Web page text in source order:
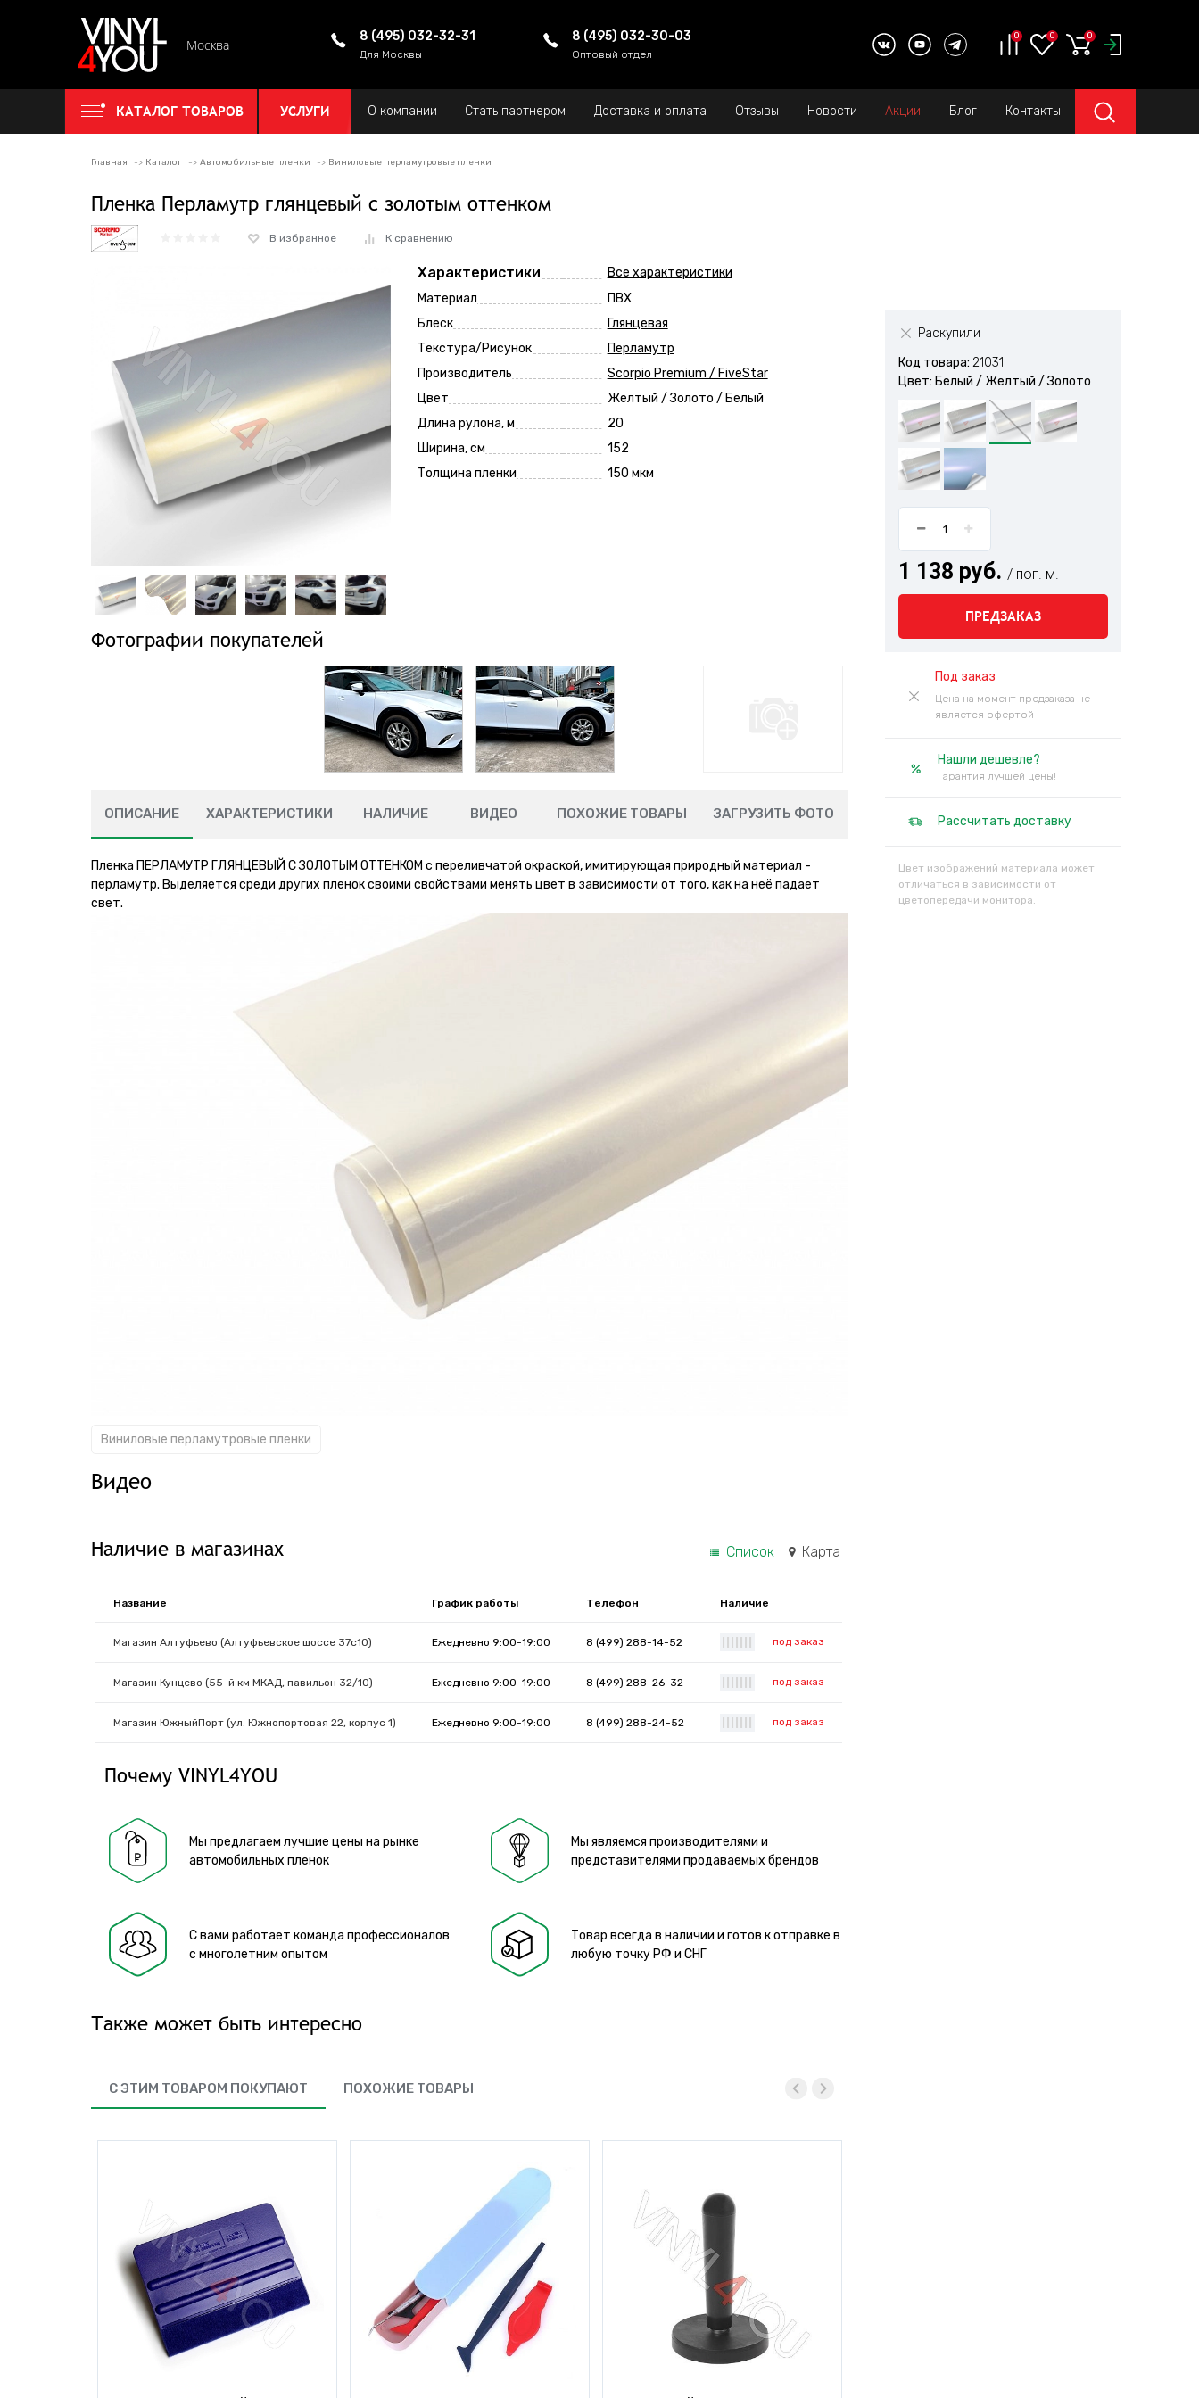
Москва
8 (495) 032-32-31
Для Москвы
8 (495) 032-30-03
Оптовый отдел
0 0 0
КАТАЛОГ ТОВАРОВ УСЛУГИ О компании Стать партнером Доставка и оплата Отзывы Новости Акции Блог Контакты
Главная Каталог Автомобильные пленки Виниловые перламутровые пленки
Пленка Перламутр глянцевый с золотым оттенком
В избранное К сравнению
Характеристики
Все характеристики
Материал
ПВХ
Блеск
Глянцевая
Текстура/Рисунок
Перламутр
Производитель
Scorpio Premium / FiveStar
Цвет
Желтый / Золото / Белый
Длина рулона, м
20
Ширина, см
152
Толщина пленки
150 мкм
Фотографии покупателей
Раскупили
Код товара: 21031
Цвет: Белый / Желтый / Золото
1 138 руб. / пог. м.
ПРЕДЗАКАЗ
Под заказ
Цена на момент предзаказа не
является офертой
Нашли дешевле?
Гарантия лучшей цены!
Рассчитать доставку
Цвет изображений материала может
отличаться в зависимости от
цветопередачи монитора.
ОПИСАНИЕ ХАРАКТЕРИСТИКИ НАЛИЧИЕ ВИДЕО ПОХОЖИЕ ТОВАРЫ ЗАГРУЗИТЬ ФОТО
Пленка ПЕРЛАМУТР ГЛЯНЦЕВЫЙ С ЗОЛОТЫМ ОТТЕНКОМ с переливчатой окраской, имитирующая природный материал -
перламутр. Выделяется среди других пленок своими свойствами менять цвет в зависимости от того, как на неё падает
свет.
Виниловые перламутровые пленки
Видео
Наличие в магазинах Список Карта
Название График работы Телефон Наличие
Магазин Алтуфьево (Алтуфьевское шоссе 37с10) Ежедневно 9:00-19:00 8 (499) 288-14-52 под заказ
Магазин Кунцево (55-й км МКАД, павильон 32/10) Ежедневно 9:00-19:00 8 (499) 288-26-32 под заказ
Магазин ЮжныйПорт (ул. Южнопортовая 22, корпус 1) Ежедневно 9:00-19:00 8 (499) 288-24-52 под заказ
Почему VINYL4YOU
Мы предлагаем лучшие цены на рынке
автомобильных пленок
Мы являемся производителями и
представителями продаваемых брендов
С вами работает команда профессионалов
с многолетним опытом
Товар всегда в наличии и готов к отправке в
любую точку РФ и СНГ
Также может быть интересно
С ЭТИМ ТОВАРОМ ПОКУПАЮТ ПОХОЖИЕ ТОВАРЫ